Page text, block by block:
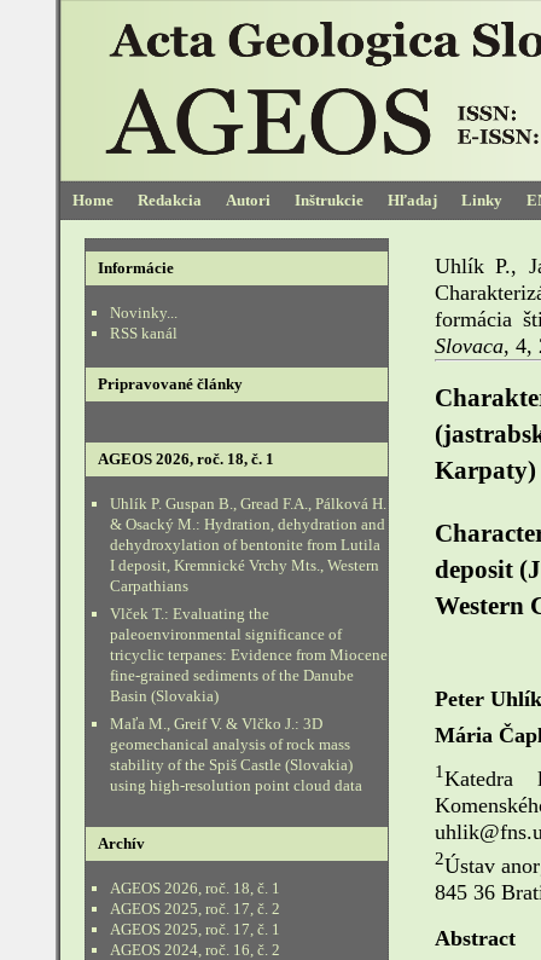
Home Redakcia Autori Inštrukcie Hľadaj Linky
Uhlík P.,
formácia
Slovaca, 4,
Karpaty)
deposit
Western
Peter Uhlík
Mária
1Katedra
2Ústav
845 36
Abstract
Informácie
Novinky...
RSS kanál
Pripravované články
AGEOS 2026, roč. 18, č. 1
Uhlík P. Guspan B., Gread F.A., Pálková H.
& Osacký M.: Hydration, dehydration and
dehydroxylation of bentonite from Lutila
I deposit, Kremnické Vrchy Mts., Western
Carpathians
Vlček T.: Evaluating the
paleoenvironmental significance of
tricyclic terpanes: Evidence from Miocene
fine-grained sediments of the Danube
Basin (Slovakia)
Maľa M., Greif V. & Vlčko J.: 3D
geomechanical analysis of rock mass
stability of the Spiš Castle (Slovakia)
using high-resolution point cloud data
Archív
AGEOS 2026, roč. 18, č. 1
AGEOS 2025, roč. 17, č. 2
AGEOS 2025, roč. 17, č. 1
AGEOS 2024, roč. 16, č. 2